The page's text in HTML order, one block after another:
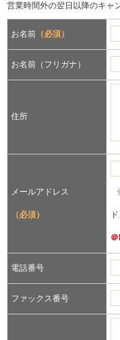
営業時間外の翌日以降のキャ
お名前 （必須）
お名前（フリガナ）
住所
メールアドレス
（必須）
電話番号
ファックス番号